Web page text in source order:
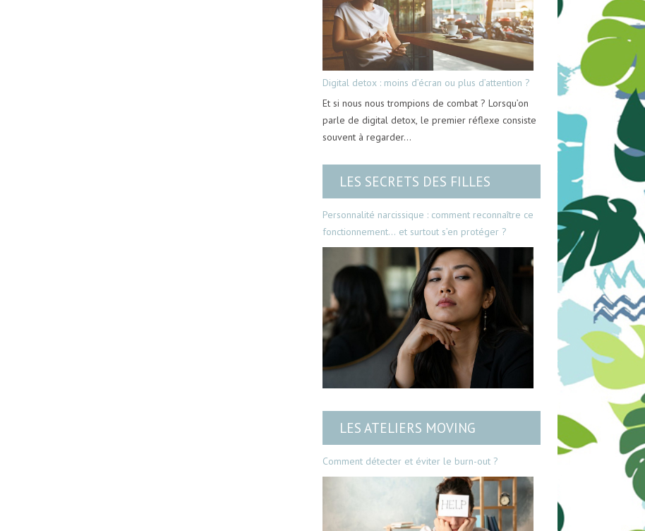
Digital detox : moins d’écran ou plus d’attention ?
Et si nous nous trompions de combat ? Lorsqu’on
parle de digital detox, le premier réflexe consiste
souvent à regarder…
LES SECRETS DES FILLES
Personnalité narcissique : comment reconnaître ce
fonctionnement… et surtout s’en protéger ?
LES ATELIERS MOVING
Comment détecter et éviter le burn-out ?